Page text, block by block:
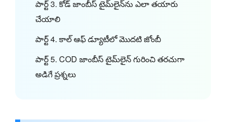
పార్ట్ 3. కోడ్ జాంబీస్ టైమ్‌లైన్‌ను ఎలా తయారు
చేయాలి
పార్ట్ 4. కాల్ ఆఫ్ డ్యూటీలో మొదటి జోంబీ
పార్ట్ 5. COD జాంబీస్ టైమ్‌లైన్ గురించి తరచుగా
అడిగే ప్రశ్నలు